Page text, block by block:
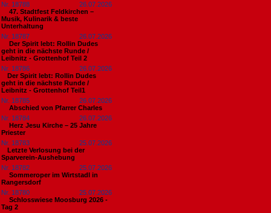
Nr. 18788
26.07.2026
47. Stadtfest Feldkirchen –
Musik, Kulinarik & beste
Unterhaltung
Nr. 18787
26.07.2026
Der Spirit lebt: Rollin Dudes
geht in die nächste Runde /
Leibnitz - Grottenhof Teil 2
Nr. 18786
26.07.2026
​Der Spirit lebt: Rollin Dudes
geht in die nächste Runde /
Leibnitz - Grottenhof Teil1
Nr. 18785
26.07.2026
Abschied von Pfarrer Charles
Nr. 18784
26.07.2026
Herz Jesu Kirche – 25 Jahre
Priester
Nr. 18783
25.07.2026
​Letzte Verlosung bei der
Sparverein-Aushebung
Nr. 18782
25.07.2026
Sommeroper im Wirtstadl in
Rangersdorf
Nr. 18780
25.07.2026
Schlosswiese Moosburg 2026 -
Tag 2